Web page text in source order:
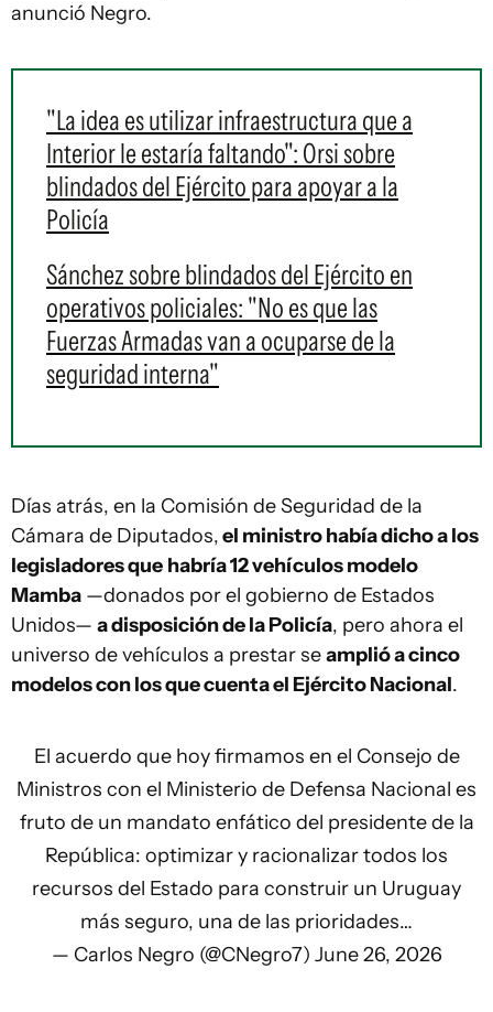
anunció Negro.
"La idea es utilizar infraestructura que a
Interior le estaría faltando": Orsi sobre
blindados del Ejército para apoyar a la
Policía
Sánchez sobre blindados del Ejército en
operativos policiales: "No es que las
Fuerzas Armadas van a ocuparse de la
seguridad interna"
Días atrás, en la Comisión de Seguridad de la
Cámara de Diputados,el ministro había dicho a los
legisladores que habría 12 vehículos modelo
Mamba —donados por el gobierno de Estados
Unidos— a disposición de la Policía, pero ahora el
universo de vehículos a prestar seamplió a cinco
modelos con los que cuenta el Ejército Nacional.
El acuerdo que hoy firmamos en el Consejo de
Ministros con el Ministerio de Defensa Nacional es
fruto de un mandato enfático del presidente de la
República: optimizar y racionalizar todos los
recursos del Estado para construir un Uruguay
más seguro, una de las prioridades…
— Carlos Negro (@CNegro7) June 26, 2026